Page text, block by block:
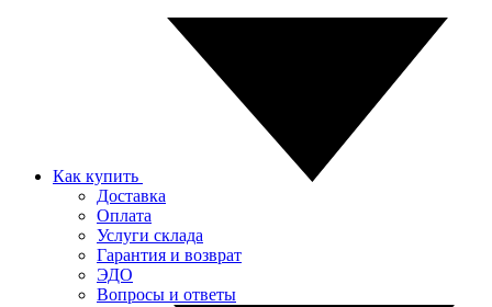
Как купить
Доставка
Оплата
Услуги склада
Гарантия и возврат
ЭДО
Вопросы и ответы